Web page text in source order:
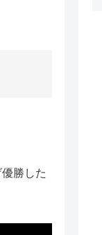
勝した